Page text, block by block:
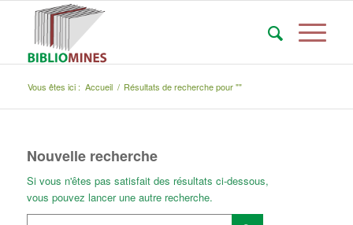
Vous êtes ici : Accueil / Résultats de recherche pour ""
Nouvelle recherche
Si vous n'êtes pas satisfait des résultats ci-dessous,
vous pouvez lancer une autre recherche.